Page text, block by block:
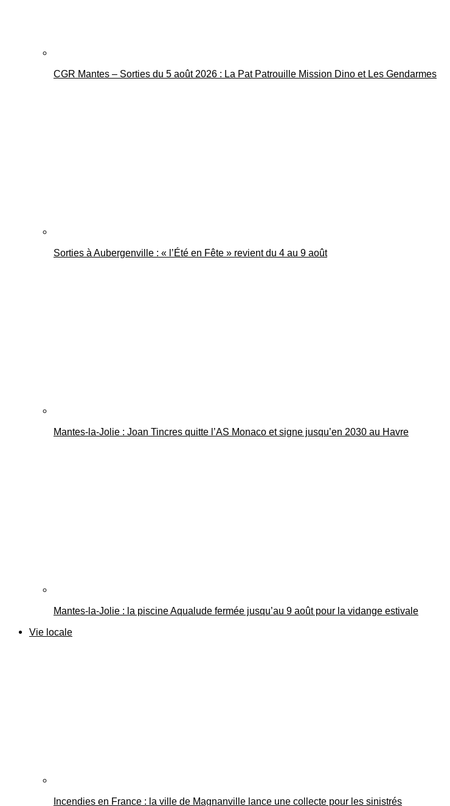
CGR Mantes – Sorties du 5 août 2026 : La Pat Patrouille Mission Dino et Les Gendarmes
Sorties à Aubergenville : « l’Été en Fête » revient du 4 au 9 août
Mantes-la-Jolie : Joan Tincres quitte l’AS Monaco et signe jusqu’en 2030 au Havre
Mantes-la-Jolie : la piscine Aqualude fermée jusqu’au 9 août pour la vidange estivale
Vie locale
Incendies en France : la ville de Magnanville lance une collecte pour les sinistrés